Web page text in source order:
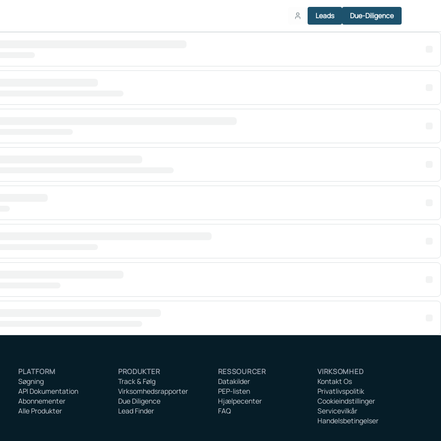
Leads Due-Diligence
PLATFORM
Søgning
API Dokumentation
Abonnementer
Alle Produkter
PRODUKTER
Track & Følg
Virksomhedsrapporter
Due Diligence
Lead Finder
RESSOURCER
Datakilder
PEP-listen
Hjælpecenter
FAQ
VIRKSOMHED
Kontakt Os
Privatlivspolitik
Cookieindstillinger
Servicevilkår
Handelsbetingelser